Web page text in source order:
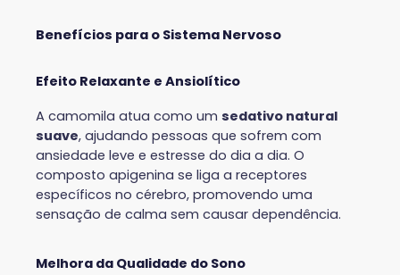
Benefícios para o Sistema Nervoso
Efeito Relaxante e Ansiolítico
A camomila atua como um sedativo natural
suave, ajudando pessoas que sofrem com
ansiedade leve e estresse do dia a dia. O
composto apigenina se liga a receptores
específicos no cérebro, promovendo uma
sensação de calma sem causar dependência.
Melhora da Qualidade do Sono